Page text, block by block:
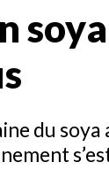
soya
du soya